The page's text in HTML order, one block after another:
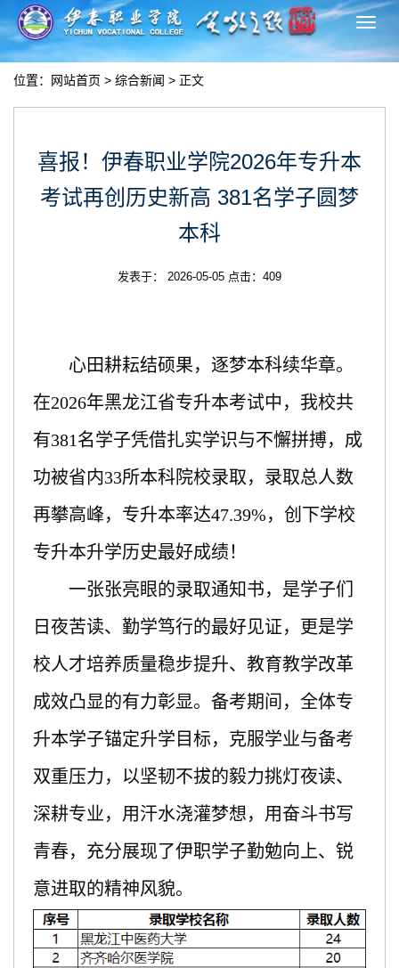
切
换
位置： 网站首页 > 综合新闻 > 正文
喜报！伊春职业学院2026年专升本
考试再创历史新高 381名学子圆梦
本科
发表于： 2026-05-05 点击： 409
心田耕耘结硕果，逐梦本科续华章。
在2026年黑龙江省专升本考试中，我校共
有381名学子凭借扎实学识与不懈拼搏，成
功被省内33所本科院校录取，录取总人数
再攀高峰，专升本率达47.39%，创下学校
专升本升学历史最好成绩！
一张张亮眼的录取通知书，是学子们
日夜苦读、勤学笃行的最好见证，更是学
校人才培养质量稳步提升、教育教学改革
成效凸显的有力彰显。备考期间，全体专
升本学子锚定升学目标，克服学业与备考
双重压力，以坚韧不拔的毅力挑灯夜读、
深耕专业，用汗水浇灌梦想，用奋斗书写
青春，充分展现了伊职学子勤勉向上、锐
意进取的精神风貌。